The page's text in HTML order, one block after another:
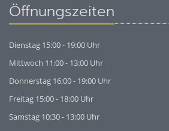
Öffnungszeiten
Dienstag 15:00 - 19:00 Uhr
Mittwoch 11:00 - 13:00 Uhr
Donnerstag 16:00 - 19:00 Uhr
Freitag 15:00 - 18:00 Uhr
Samstag 10:30 - 13:00 Uhr